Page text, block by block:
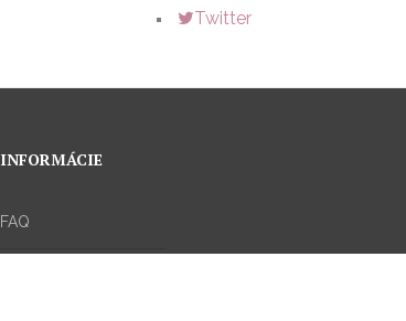
Twitter
INFORMÁCIE
FAQ